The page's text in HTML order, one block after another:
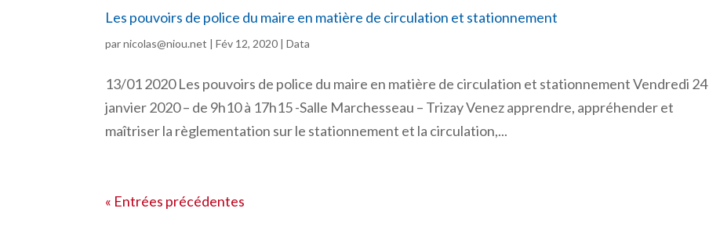
Les pouvoirs de police du maire en matière de circulation et stationnement
parnicolas@niou.net |Fév 12, 2020 |Data
13/01 2020 Les pouvoirs de police du maire en matière de circulation et stationnement Vendredi 24
janvier 2020 – de 9h10 à 17h15 -Salle Marchesseau – Trizay Venez apprendre, appréhender et
maîtriser la règlementation sur le stationnement et la circulation,...
« Entrées précédentes